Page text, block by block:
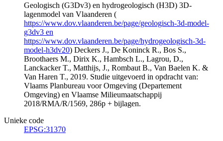
Geologisch (G3Dv3) en hydrogeologisch (H3D) 3D-
lagenmodel van Vlaanderen (
https://www.dov.vlaanderen.be/page/geologisch-3d-model-
g3dv3 en
https://www.dov.vlaanderen.be/page/hydrogeologisch-3d-
model-h3dv20) Deckers J., De Koninck R., Bos S.,
Broothaers M., Dirix K., Hambsch L., Lagrou, D.,
Lanckacker T., Matthijs, J., Rombaut B., Van Baelen K. &
Van Haren T., 2019. Studie uitgevoerd in opdracht van:
Vlaams Planbureau voor Omgeving (Departement
Omgeving) en Vlaamse Milieumaatschappij
2018/RMA/R/1569, 286p + bijlagen.
Unieke code
EPSG:31370